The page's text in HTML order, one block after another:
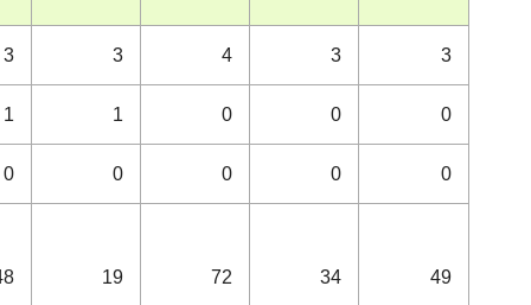
3 3 4 3 3
1 1 0 0 0
0 0 0 0 0
19 72 34 49